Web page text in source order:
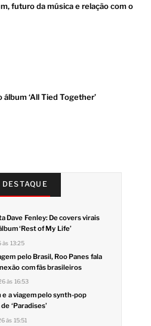
futuro da música e relação com o
‘All Tied Together’
DESTAQUE
Dave Fenley: De covers virais
‘Rest of My Life’
13:25
pelo Brasil, Roo Panes fala
com fãs brasileiros
às 16:53
e a viagem pelo synth-pop
‘Paradises’
às 15:51